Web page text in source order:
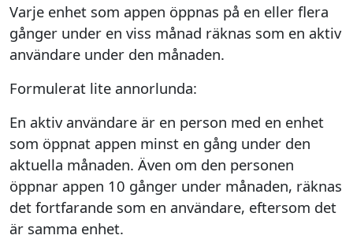
Varje enhet som appen öppnas på en eller flera
gånger under en viss månad räknas som en aktiv
användare under den månaden.
Formulerat lite annorlunda:
En aktiv användare är en person med en enhet
som öppnat appen minst en gång under den
aktuella månaden. Även om den personen
öppnar appen 10 gånger under månaden, räknas
det fortfarande som en användare, eftersom det
är samma enhet.